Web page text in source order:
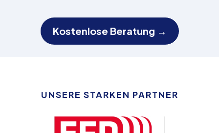
Kostenlose Beratung →
UNSERE STARKEN PARTNER